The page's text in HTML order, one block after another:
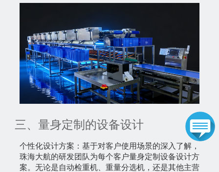
三、量身定制的设备设计
个性化设计方案：基于对客户使用场景的深入了解，
珠海大航的研发团队为每个客户量身定制设备设计方
案。无论是自动检重机、重量分选机，还是其他主营